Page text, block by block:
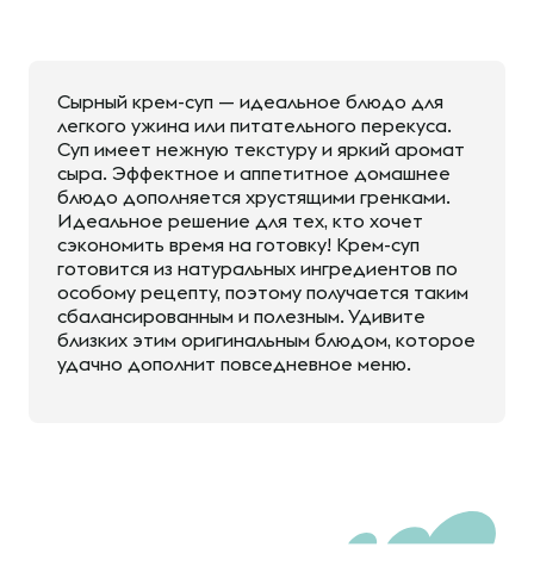
Сырный крем-суп — идеальное блюдо для
легкого ужина или питательного перекуса.
Суп имеет нежную текстуру и яркий аромат
сыра. Эффектное и аппетитное домашнее
блюдо дополняется хрустящими гренками.
Идеальное решение для тех, кто хочет
сэкономить время на готовку! Крем-суп
готовится из натуральных ингредиентов по
особому рецепту, поэтому получается таким
сбалансированным и полезным. Удивите
близких этим оригинальным блюдом, которое
удачно дополнит повседневное меню.